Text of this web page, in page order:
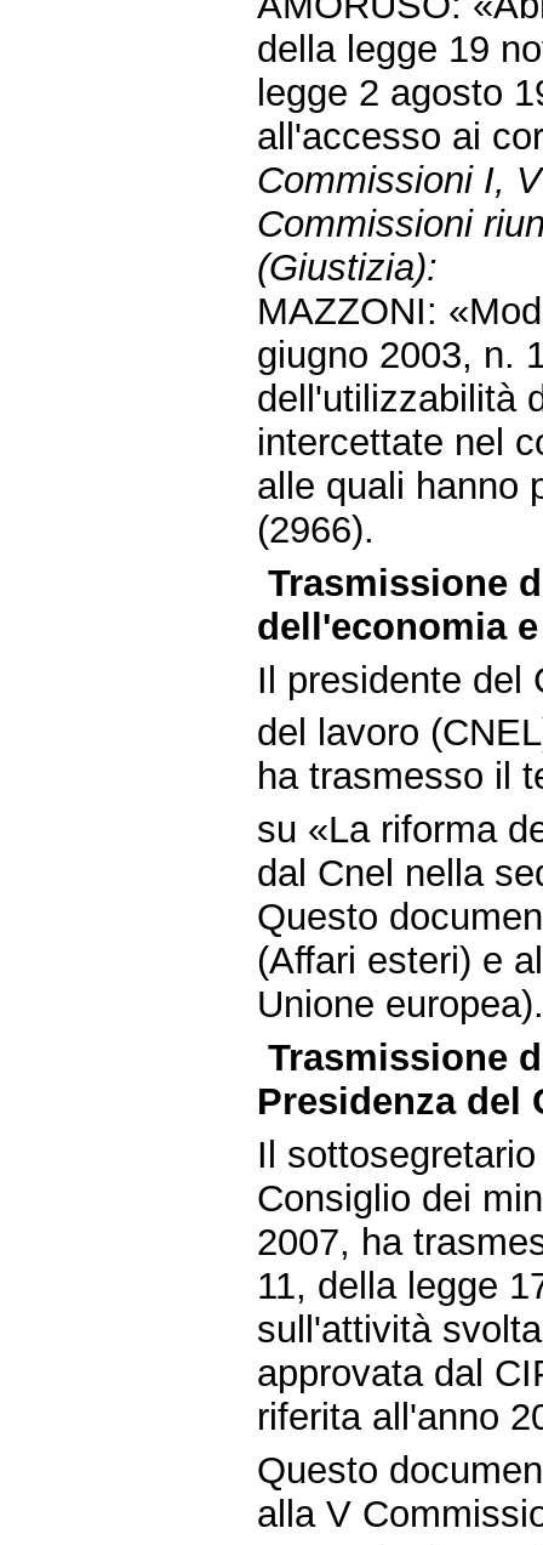
della legge 19
legge 2 agosto
all'accesso ai
Commissioni I,
Commissioni
(Giustizia):
MAZZONI:
giugno 2003, n.
dell'utilizzabilità
intercettate nel
alle quali hanno
(2966).
Trasmissione
dell'economia
Il presidente del
del lavoro
ha trasmesso il
su «La riforma
dal Cnel nella
Questo
(Affari esteri) e
Unione
Trasmissione
Presidenza
Il
Consiglio dei
2007, ha
11, della legge
sull'attività
approvata dal
riferita all'anno
Questo
alla V